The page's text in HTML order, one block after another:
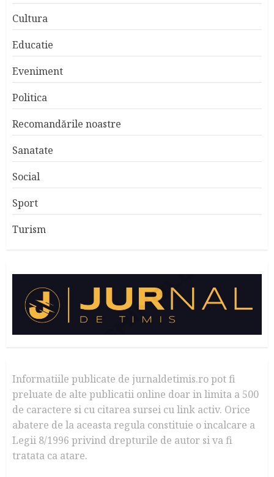
Cultura
Educatie
Eveniment
Politica
Recomandările noastre
Sanatate
Social
Sport
Turism
Informatiile publicate de jurnaldetimis.ro pot fi
preluate de alte publicatii online doar in limita a 500
de caractere si cu citarea sursei cu link activ. Orice
abatere de la aceasta regula constituie o incalcare a
Legii 8/1996 privind drepturile de autor si va fi
tratata ca atare.